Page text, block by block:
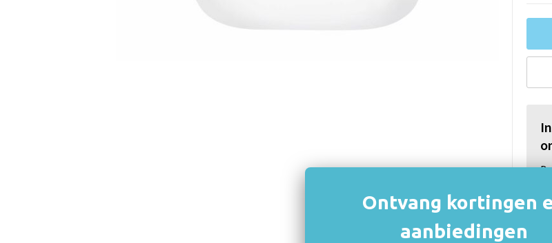
Ontvang kortingen
aanbiedingen